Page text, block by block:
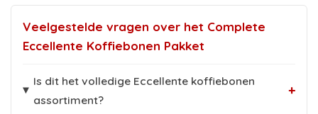
Veelgestelde vragen over het Complete
Eccellente Koffiebonen Pakket
Is dit het volledige Eccellente koffiebonen
assortiment?
+